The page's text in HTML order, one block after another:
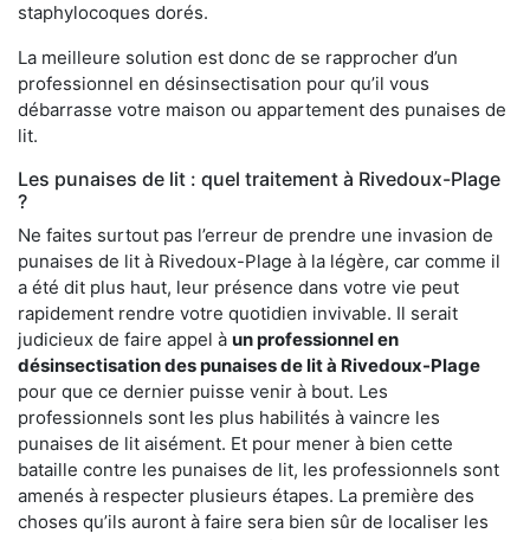
staphylocoques dorés.
La meilleure solution est donc de se rapprocher d’un
professionnel en désinsectisation pour qu’il vous
débarrasse votre maison ou appartement des punaises de
lit.
Les punaises de lit : quel traitement à Rivedoux-Plage
?
Ne faites surtout pas l’erreur de prendre une invasion de
punaises de lit à Rivedoux-Plage à la légère, car comme il
a été dit plus haut, leur présence dans votre vie peut
rapidement rendre votre quotidien invivable. Il serait
judicieux de faire appel à un professionnel en
désinsectisation des punaises de lit à Rivedoux-Plage
pour que ce dernier puisse venir à bout. Les
professionnels sont les plus habilités à vaincre les
punaises de lit aisément. Et pour mener à bien cette
bataille contre les punaises de lit, les professionnels sont
amenés à respecter plusieurs étapes. La première des
choses qu’ils auront à faire sera bien sûr de localiser les